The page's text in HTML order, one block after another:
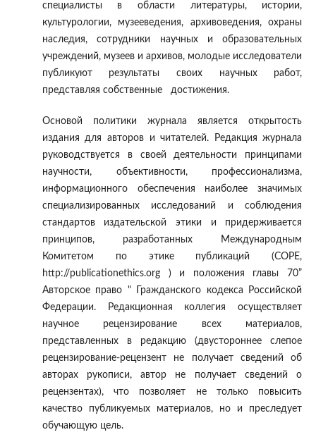
специалисты в области литературы, истории,
культурологии, музееведения, архивоведения, охраны
наследия, сотрудники научных и образовательных
учреждений, музеев и архивов, молодые исследователи
публикуют результаты своих научных работ,
представляя собственные достижения.
Основой политики журнала является открытость
издания для авторов и читателей. Редакция журнала
руководствуется в своей деятельности принципами
научности, объективности, профессионализма,
информационного обеспечения наиболее значимых
специализированных исследований и соблюдения
стандартов издательской этики и придерживается
принципов, разработанных Международным
Комитетом по этике публикаций (COPE,
http://publicationethics.org ) и положения главы 70”
Авторское право " Гражданского кодекса Российской
Федерации. Редакционная коллегия осуществляет
научное рецензирование всех материалов,
представленных в редакцию (двустороннее слепое
рецензирование-рецензент не получает сведений об
авторах рукописи, автор не получает сведений о
рецензентах), что позволяет не только повысить
качество публикуемых материалов, но и преследует
обучающую цель.